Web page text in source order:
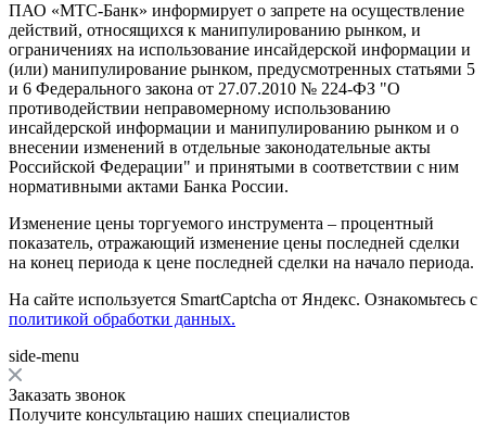
ПАО «МТС-Банк» информирует о запрете на осуществление
действий, относящихся к манипулированию рынком, и
ограничениях на использование инсайдерской информации и
(или) манипулирование рынком, предусмотренных статьями 5
и 6 Федерального закона от 27.07.2010 № 224-ФЗ "О
противодействии неправомерному использованию
инсайдерской информации и манипулированию рынком и о
внесении изменений в отдельные законодательные акты
Российской Федерации" и принятыми в соответствии с ним
нормативными актами Банка России.
Изменение цены торгуемого инструмента – процентный
показатель, отражающий изменение цены последней сделки
на конец периода к цене последней сделки на начало периода.
На сайте используется SmartCaptcha от Яндекс. Ознакомьтесь с
политикой обработки данных.
side-menu
Заказать звонок
Получите консультацию наших специалистов